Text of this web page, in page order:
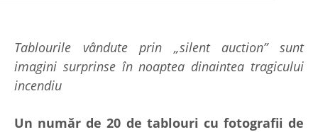
Tablourile vândute prin „silent auction” sunt
imagini surprinse în noaptea dinaintea tragicului
incendiu
Un număr de 20 de tablouri cu fotografii de